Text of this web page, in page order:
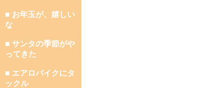
■ お年玉が、嬉しい
な
■ サンタの季節がや
ってきた
■ エアロバイクにタ
ックル